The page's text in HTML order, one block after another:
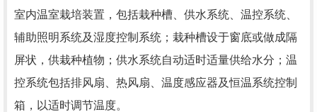
室内温室栽培装置，包括栽种槽、供水系统、温控系统、
辅助照明系统及湿度控制系统；栽种槽设于窗底或做成隔
屏状，供栽种植物；供水系统自动适时适量供给水分；温
控系统包括排风扇、热风扇、温度感应器及恒温系统控制
箱，以适时调节温度。